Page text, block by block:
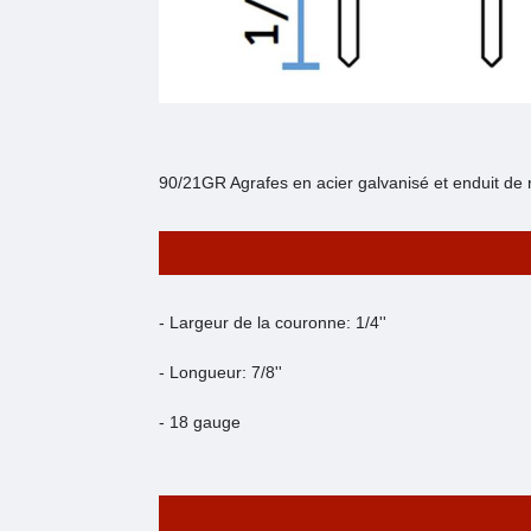
90/21GR Agrafes en acier galvanisé et enduit de
- Largeur de la couronne: 1/4''
- Longueur: 7/8''
- 18 gauge